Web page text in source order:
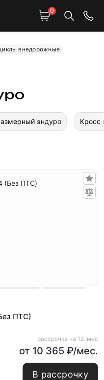
0
внедорожные
эндуро Кросс
ПТС)
рассрочка на 12. мес
от 10 365 ₽/мес.
В рассрочку